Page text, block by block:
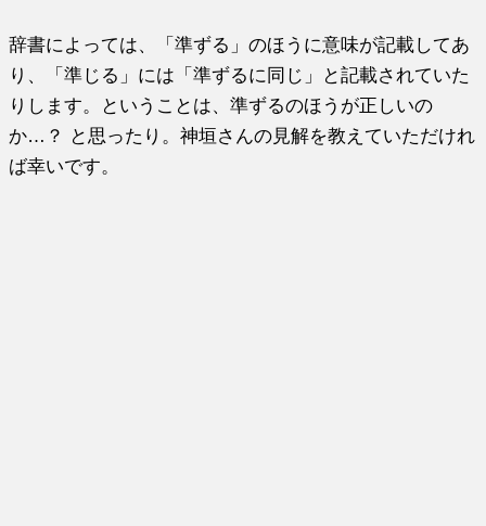
辞書によっては、「準ずる」のほうに意味が記載してあ
り、「準じる」には「準ずるに同じ」と記載されていた
りします。ということは、準ずるのほうが正しいの
か…？ と思ったり。神垣さんの見解を教えていただけれ
ば幸いです。